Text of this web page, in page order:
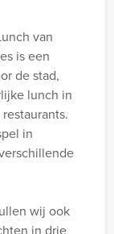
van
is een
de stad,
lunch in
in
wij ook